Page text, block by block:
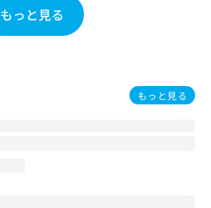
もっと見る
もっと見る